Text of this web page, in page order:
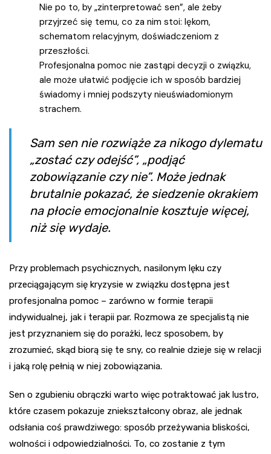
Nie po to, by „zinterpretować sen”, ale żeby
przyjrzeć się temu, co za nim stoi: lękom,
schematom relacyjnym, doświadczeniom z
przeszłości.
Profesjonalna pomoc nie zastąpi decyzji o związku,
ale może ułatwić podjęcie ich w sposób bardziej
świadomy i mniej podszyty nieuświadomionym
strachem.
Sam sen nie rozwiąże za nikogo dylematu
„zostać czy odejść”, „podjąć
zobowiązanie czy nie”. Może jednak
brutalnie pokazać, że siedzenie okrakiem
na płocie emocjonalnie kosztuje więcej,
niż się wydaje.
Przy problemach psychicznych, nasilonym lęku czy
przeciągającym się kryzysie w związku dostępna jest
profesjonalna pomoc – zarówno w formie terapii
indywidualnej, jak i terapii par. Rozmowa ze specjalistą nie
jest przyznaniem się do porażki, lecz sposobem, by
zrozumieć, skąd biorą się te sny, co realnie dzieje się w relacji
i jaką rolę pełnią w niej zobowiązania.
Sen o zgubieniu obrączki warto więc potraktować jak lustro,
które czasem pokazuje zniekształcony obraz, ale jednak
odsłania coś prawdziwego: sposób przeżywania bliskości,
wolności i odpowiedzialności. To, co zostanie z tym